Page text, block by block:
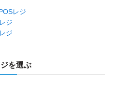
レジ
ジ
ジ
を選ぶ